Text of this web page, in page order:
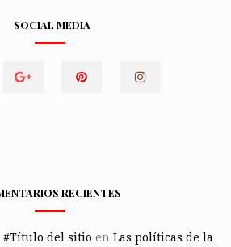
SOCIAL MEDIA
RECIENTES
del sitio en Las políticas de la